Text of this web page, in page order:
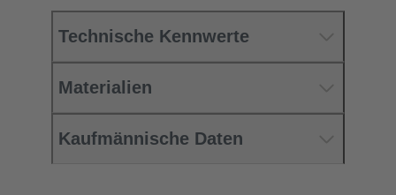
Technische Kennwerte
Materialien
Kaufmännische Daten